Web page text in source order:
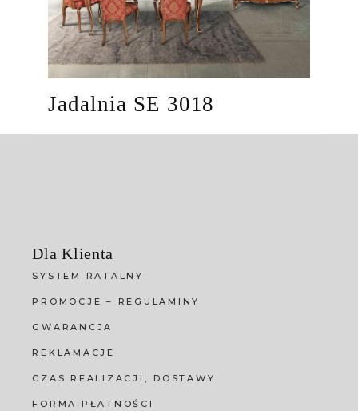
Jadalnia SE 3018
Dla Klienta
SYSTEM RATALNY
PROMOCJE – REGULAMINY
GWARANCJA
REKLAMACJE
CZAS REALIZACJI, DOSTAWY
FORMA PŁATNOŚCI